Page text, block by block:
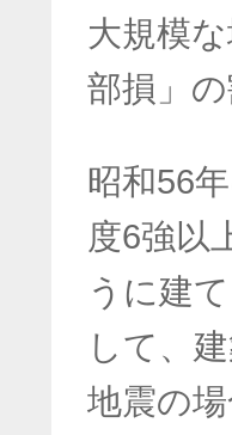
大規模
部損」
昭和56
度6強以
うに建
して、
地震の